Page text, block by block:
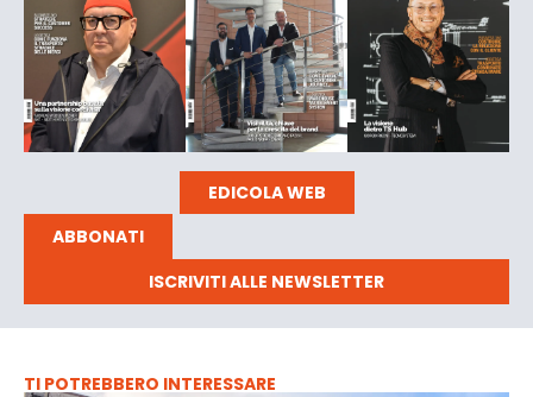
EDICOLA WEB
ABBONATI
ISCRIVITI ALLE NEWSLETTER
TI POTREBBERO INTERESSARE